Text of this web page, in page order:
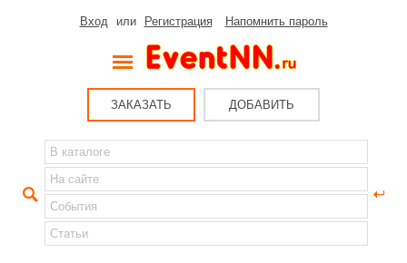
Вход или Регистрация Напомнить пароль
ЗАКАЗАТЬ ДОБАВИТЬ